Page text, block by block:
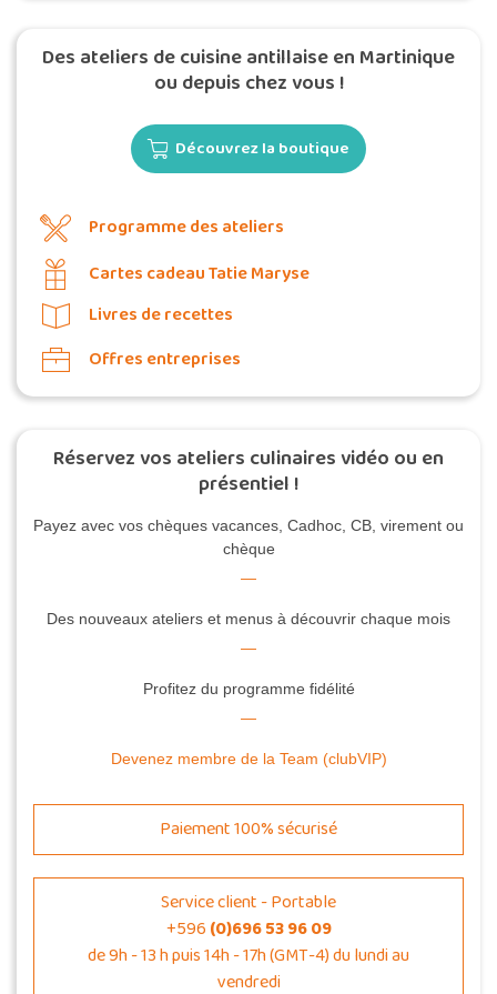
Des ateliers de cuisine antillaise en Martinique
ou depuis chez vous !
Découvrez la boutique
Programme des ateliers
Cartes cadeau Tatie Maryse
Livres de recettes
Offres entreprises
Réservez vos ateliers culinaires vidéo ou en
présentiel !
Payez avec vos chèques vacances, Cadhoc, CB, virement ou
chèque
Des nouveaux ateliers et menus à découvrir chaque mois
Profitez du programme fidélité
Devenez membre de la Team (clubVIP)
Paiement 100% sécurisé
Service client - Portable
+596 (0)696 53 96 09
de 9h - 13 h puis 14h - 17h (GMT-4) du lundi au
vendredi